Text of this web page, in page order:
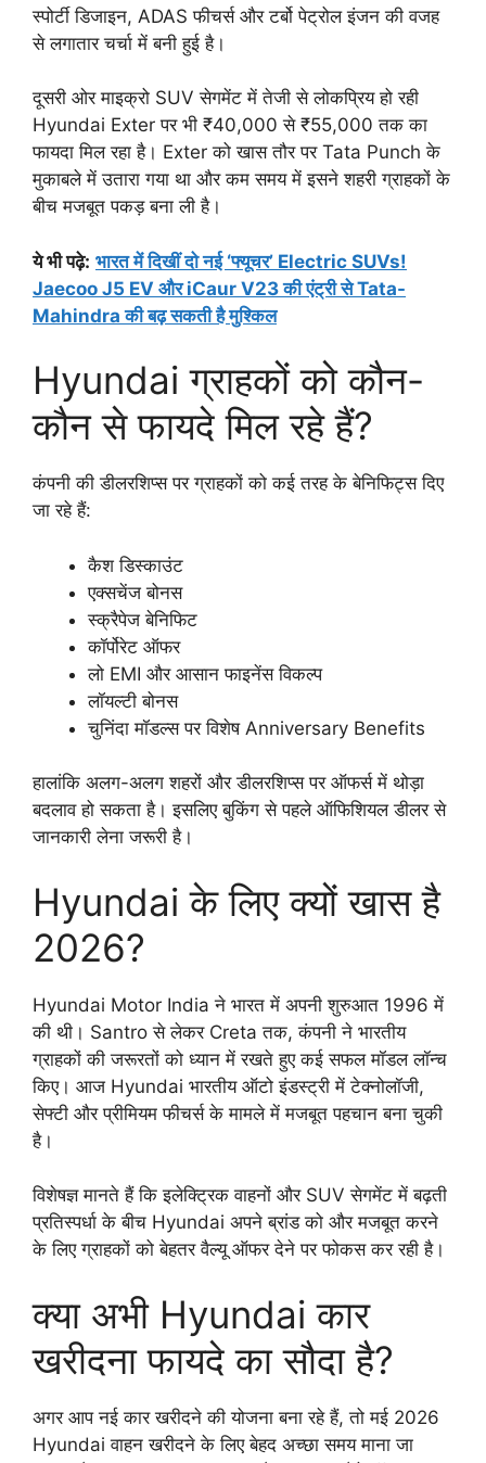
स्पोर्टी डिजाइन, ADAS फीचर्स और टर्बो पेट्रोल इंजन की वजह
से लगातार चर्चा में बनी हुई है।
दूसरी ओर माइक्रो SUV सेगमेंट में तेजी से लोकप्रिय हो रही
Hyundai Exter पर भी ₹40,000 से ₹55,000 तक का
फायदा मिल रहा है। Exter को खास तौर पर Tata Punch के
मुकाबले में उतारा गया था और कम समय में इसने शहरी ग्राहकों के
बीच मजबूत पकड़ बना ली है।
ये भी पढ़े: भारत में दिखीं दो नई ‘फ्यूचर’ Electric SUVs!
Jaecoo J5 EV और iCaur V23 की एंट्री से Tata-
Mahindra की बढ़ सकती है मुश्किल
Hyundai ग्राहकों को कौन-
कौन से फायदे मिल रहे हैं?
कंपनी की डीलरशिप्स पर ग्राहकों को कई तरह के बेनिफिट्स दिए
जा रहे हैं:
कैश डिस्काउंट
एक्सचेंज बोनस
स्क्रैपेज बेनिफिट
कॉर्पोरेट ऑफर
लो EMI और आसान फाइनेंस विकल्प
लॉयल्टी बोनस
चुनिंदा मॉडल्स पर विशेष Anniversary Benefits
हालांकि अलग-अलग शहरों और डीलरशिप्स पर ऑफर्स में थोड़ा
बदलाव हो सकता है। इसलिए बुकिंग से पहले ऑफिशियल डीलर से
जानकारी लेना जरूरी है।
Hyundai के लिए क्यों खास है
2026?
Hyundai Motor India ने भारत में अपनी शुरुआत 1996 में
की थी। Santro से लेकर Creta तक, कंपनी ने भारतीय
ग्राहकों की जरूरतों को ध्यान में रखते हुए कई सफल मॉडल लॉन्च
किए। आज Hyundai भारतीय ऑटो इंडस्ट्री में टेक्नोलॉजी,
सेफ्टी और प्रीमियम फीचर्स के मामले में मजबूत पहचान बना चुकी
है।
विशेषज्ञ मानते हैं कि इलेक्ट्रिक वाहनों और SUV सेगमेंट में बढ़ती
प्रतिस्पर्धा के बीच Hyundai अपने ब्रांड को और मजबूत करने
के लिए ग्राहकों को बेहतर वैल्यू ऑफर देने पर फोकस कर रही है।
क्या अभी Hyundai कार
खरीदना फायदे का सौदा है?
अगर आप नई कार खरीदने की योजना बना रहे हैं, तो मई 2026
Hyundai वाहन खरीदने के लिए बेहद अच्छा समय माना जा